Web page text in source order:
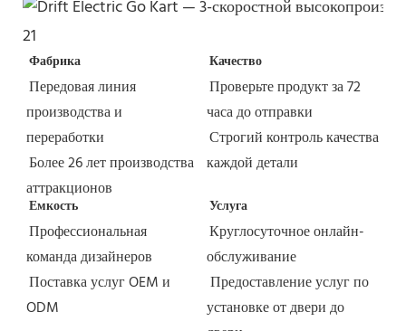
Фабрика
Передовая линия
производства и
переработки
Более 26 лет производства
аттракционов
Качество
Проверьте продукт за 72
часа до отправки
Строгий контроль качества
каждой детали
Емкость
Профессиональная
команда дизайнеров
Поставка услуг OEM и
ODM
Услуга
Круглосуточное онлайн-
обслуживание
Предоставление услуг по
установке от двери до